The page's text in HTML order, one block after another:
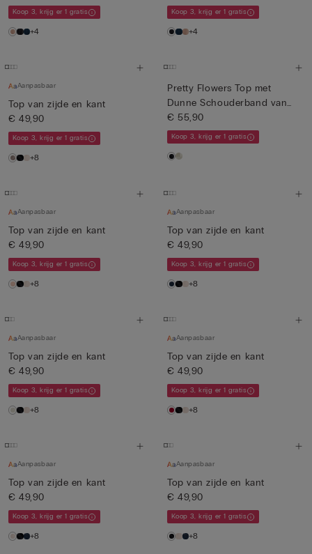
Koop 3, krijg er 1 gratis
+4
Koop 3, krijg er 1 gratis
+4
Aanpasbaar
Top van zijde en kant
€ 49,90
Koop 3, krijg er 1 gratis
+8
Pretty Flowers Top met
Dunne Schouderband van
Sati...
€ 55,90
Koop 3, krijg er 1 gratis
Aanpasbaar
Top van zijde en kant
€ 49,90
Koop 3, krijg er 1 gratis
+8
Aanpasbaar
Top van zijde en kant
€ 49,90
Koop 3, krijg er 1 gratis
+8
Aanpasbaar
Top van zijde en kant
€ 49,90
Koop 3, krijg er 1 gratis
+8
Aanpasbaar
Top van zijde en kant
€ 49,90
Koop 3, krijg er 1 gratis
+8
Aanpasbaar
Top van zijde en kant
€ 49,90
Koop 3, krijg er 1 gratis
+8
Aanpasbaar
Top van zijde en kant
€ 49,90
Koop 3, krijg er 1 gratis
+8